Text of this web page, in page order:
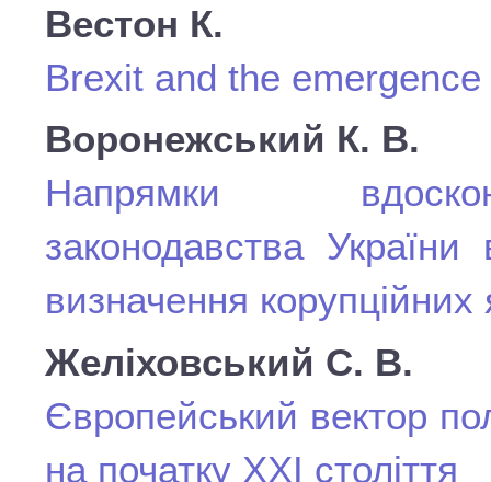
Вестон К.
Brexit and the
Воронежський К. В.
Напрямки
законодавства України
визначення
Желіховський С. В.
Європейський вектор
на початку ХХІ століття